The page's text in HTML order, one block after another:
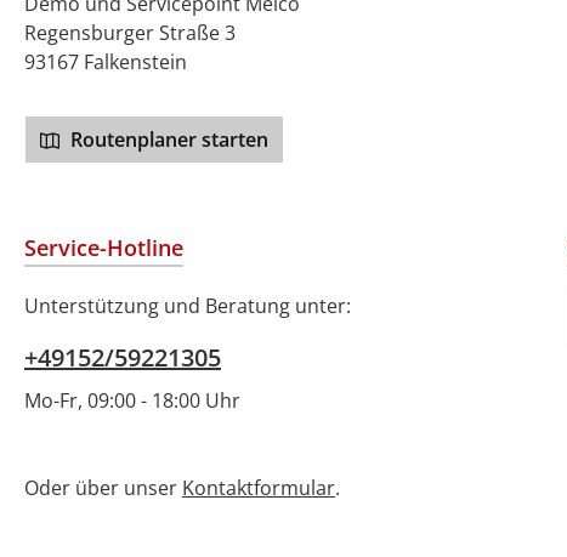
Regensburger Straße 3
93167 Falkenstein
Routenplaner starten
Service-Hotline
Unterstützung und Beratung unter:
+49152/59221305
Mo-Fr, 09:00 - 18:00 Uhr
Oder über unser Kontaktformular.